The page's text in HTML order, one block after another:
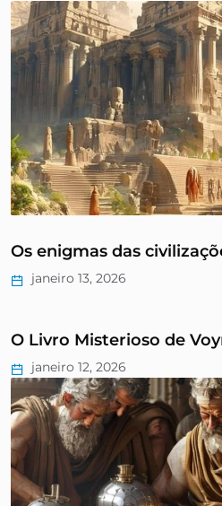
Os enigmas das
janeiro 13, 2026
O Livro Misterioso de
janeiro 12, 2026